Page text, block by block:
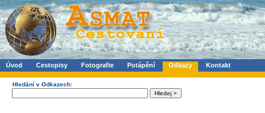
Úvod Cestopisy Fotografie Potápění Odkazy Kontakt
Hledání v Odkazech: